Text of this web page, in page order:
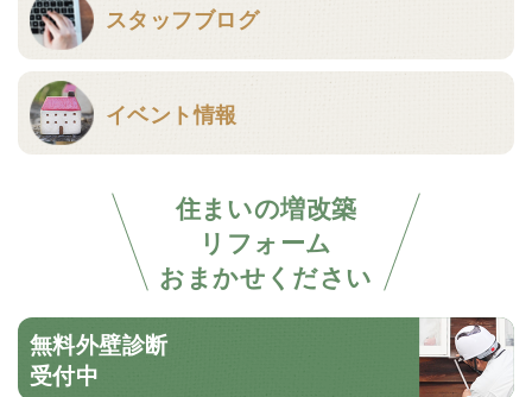
スタッフブログ
イベント情報
住まいの増改築
リフォーム
おまかせください
無料外壁診断
受付中